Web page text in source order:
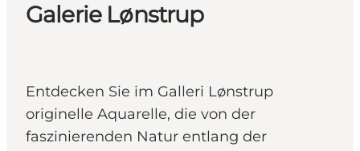
Galerie Lønstrup
Entdecken Sie im Galleri Lønstrup
originelle Aquarelle, die von der
faszinierenden Natur entlang der